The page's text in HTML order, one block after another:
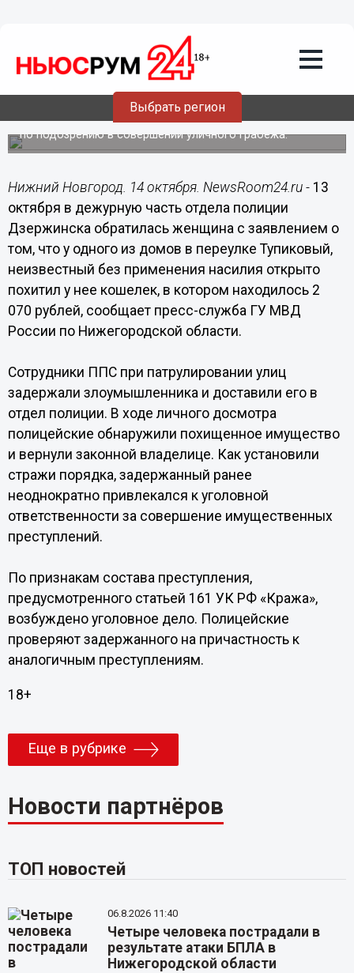
Выбрать регион
Мужчина напал на женщину и вырвал
кошелек в Дзержинске
Нижегородской области
Сотрудники патрульно-постовой службы по «горячим
следам» задержали 25-летнего ранее судимого мужчину
по подозрению в совершении уличного грабежа.
Нижний Новгород. 14 октября. NewsRoom24.ru - 13
октября в дежурную часть отдела полиции
Дзержинска обратилась женщина с заявлением о
том, что у одного из домов в переулке Тупиковый,
неизвестный без применения насилия открыто
похитил у нее кошелек, в котором находилось 2
070 рублей, сообщает пресс-служба ГУ МВД
России по Нижегородской области.
Сотрудники ППС при патрулировании улиц
задержали злоумышленника и доставили его в
отдел полиции. В ходе личного досмотра
полицейские обнаружили похищенное имущество
и вернули законной владелице. Как установили
стражи порядка, задержанный ранее
неоднократно привлекался к уголовной
ответственности за совершение имущественных
преступлений.
По признакам состава преступления,
предусмотренного статьей 161 УК РФ «Кража»,
возбуждено уголовное дело. Полицейские
проверяют задержанного на причастность к
аналогичным преступлениям.
18+
Еще в рубрике
Новости партнёров
ТОП новостей
06.8.2026 11:40
Четыре человека пострадали в
результате атаки БПЛА в
Нижегородской области